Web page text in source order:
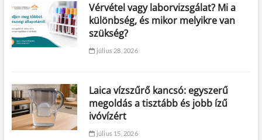
Vérvétel vagy laborvizsgálat? Mi a
különbség, és mikor melyikre van
szükség?
július 28, 2026
Laica vízszűrő kancsó: egyszerű
megoldás a tisztább és jobb ízű
ivóvízért
július 15, 2026